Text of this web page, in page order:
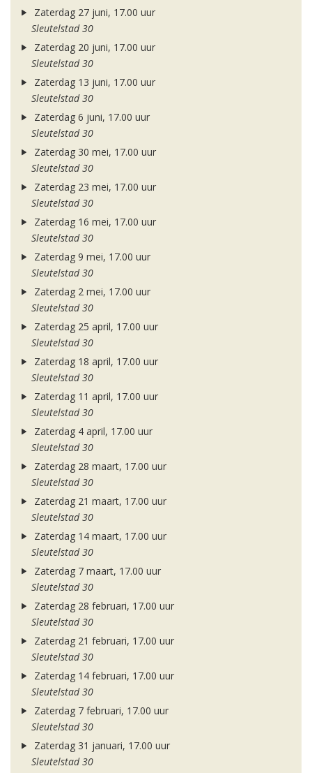
Zaterdag 27 juni, 17.00 uur
Sleutelstad 30
Zaterdag 20 juni, 17.00 uur
Sleutelstad 30
Zaterdag 13 juni, 17.00 uur
Sleutelstad 30
Zaterdag 6 juni, 17.00 uur
Sleutelstad 30
Zaterdag 30 mei, 17.00 uur
Sleutelstad 30
Zaterdag 23 mei, 17.00 uur
Sleutelstad 30
Zaterdag 16 mei, 17.00 uur
Sleutelstad 30
Zaterdag 9 mei, 17.00 uur
Sleutelstad 30
Zaterdag 2 mei, 17.00 uur
Sleutelstad 30
Zaterdag 25 april, 17.00 uur
Sleutelstad 30
Zaterdag 18 april, 17.00 uur
Sleutelstad 30
Zaterdag 11 april, 17.00 uur
Sleutelstad 30
Zaterdag 4 april, 17.00 uur
Sleutelstad 30
Zaterdag 28 maart, 17.00 uur
Sleutelstad 30
Zaterdag 21 maart, 17.00 uur
Sleutelstad 30
Zaterdag 14 maart, 17.00 uur
Sleutelstad 30
Zaterdag 7 maart, 17.00 uur
Sleutelstad 30
Zaterdag 28 februari, 17.00 uur
Sleutelstad 30
Zaterdag 21 februari, 17.00 uur
Sleutelstad 30
Zaterdag 14 februari, 17.00 uur
Sleutelstad 30
Zaterdag 7 februari, 17.00 uur
Sleutelstad 30
Zaterdag 31 januari, 17.00 uur
Sleutelstad 30